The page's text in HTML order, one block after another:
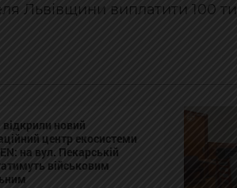
Львівщини виплатити 100
новий
центр екосистеми
на вул. Пекарській
військовим